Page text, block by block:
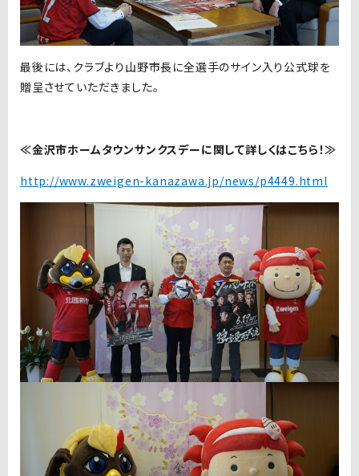
最後には、クラブより山野市長に全選手のサイン入り公式球を
贈呈させていただきました。
≪金沢市ホームタウンサンクスデーに関して詳しくはこちら！≫
http://www.zweigen-kanazawa.jp/news/p4449.html